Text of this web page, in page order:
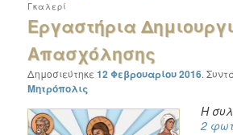
Εργαστήρια
Απασχόλησης
Γκαλερί
Δημοσιεύτηκε12 Φεβρουαρίου 2016.
Μητρόπολις
Η
2